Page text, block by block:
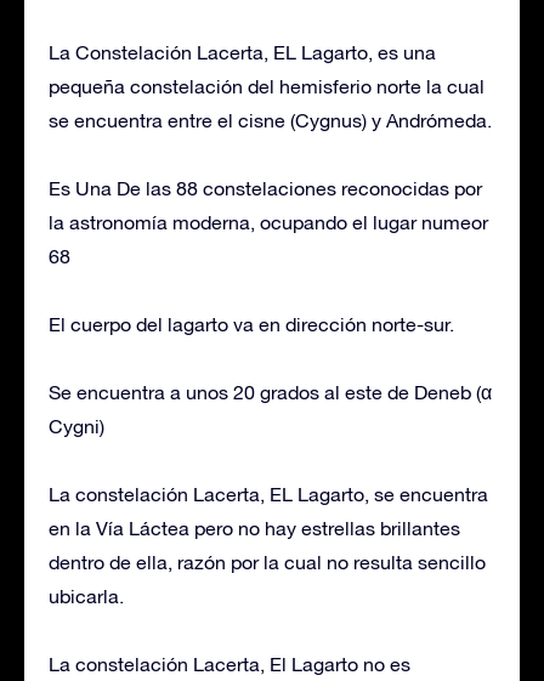
La Constelación Lacerta, EL Lagarto, es una
pequeña constelación del hemisferio norte la cual
se encuentra entre el cisne (Cygnus) y Andrómeda.
Es Una De las 88 constelaciones reconocidas por
la astronomía moderna, ocupando el lugar numeor
68
El cuerpo del lagarto va en dirección norte-sur.
Se encuentra a unos 20 grados al este de Deneb (α
Cygni)
La constelación Lacerta, EL Lagarto, se encuentra
en la Vía Láctea pero no hay estrellas brillantes
dentro de ella, razón por la cual no resulta sencillo
ubicarla.
La constelación Lacerta, El Lagarto no es